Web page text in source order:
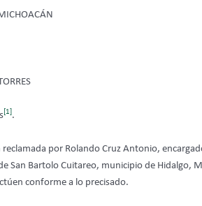
[1] .
reclamada por Rolando Cruz Antonio,
San Bartolo Cuitareo, municipio de Hidalgo,
conforme a lo precisado.